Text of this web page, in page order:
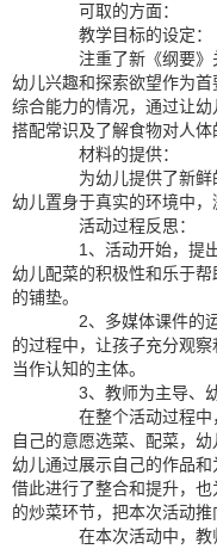
可取的方面：
教学目标的设定：
注重了新《纲要》
幼儿兴趣和探索欲望作为
综合能力的情况，通过让
搭配常识及了解食物对人体
材料的提供：
为幼儿提供了新鲜
幼儿置身于真实的环境中，
活动过程反思：
1、活动开始，提出
幼儿配菜的积极性和乐于
的铺垫。
2、多媒体课件的运
的过程中，让孩子充分观
当作认知的主体。
3、教师为主导、幼
在整个活动过程中
自己的意愿选菜、配菜，
幼儿通过展示自己的作品
借此进行了整合和提升，
的炒菜环节，把本次活动推
在本次活动中，教